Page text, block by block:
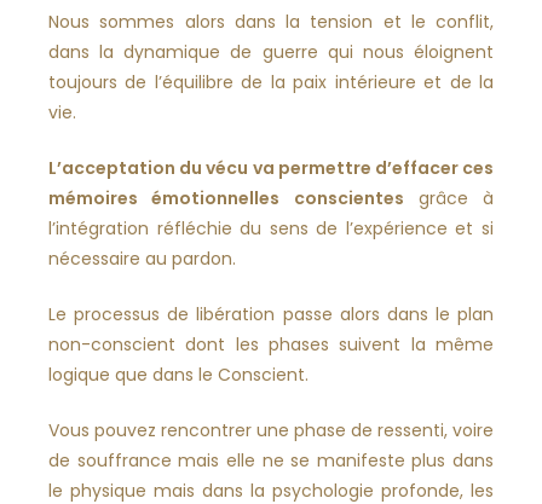
Nous sommes alors dans la tension et le conflit,
dans la dynamique de guerre qui nous éloignent
toujours de l’équilibre de la paix intérieure et de la
vie.
L’acceptation du vécu va permettre d’effacer ces
mémoires émotionnelles conscientes grâce à
l’intégration réfléchie du sens de l’expérience et si
nécessaire au pardon.
Le processus de libération passe alors dans le plan
non-conscient dont les phases suivent la même
logique que dans le Conscient.
Vous pouvez rencontrer une phase de ressenti, voire
de souffrance mais elle ne se manifeste plus dans
le physique mais dans la psychologie profonde, les